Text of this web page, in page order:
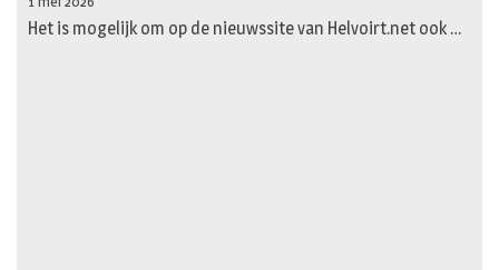
Het is mogelijk om op de nieuwssite van Helvoirt.net ook …